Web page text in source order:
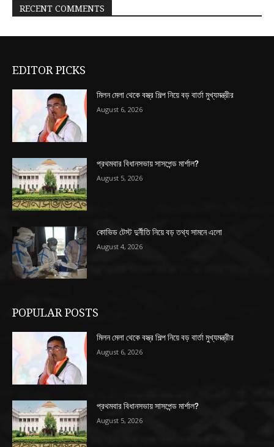
RECENT COMMENTS
EDITOR PICKS
মিলন মেলা থেকে বস্ত্র শিল্প নিয়ে বড় বার্তা মুখ্যমন্ত্রীর
August 6, 2026
প্রথমবার বিধানসভায় সাসপেন্ড মার্শাল?
August 5, 2026
কোভিড টেস্ট দুর্নীতি নিয়ে বড় তথ্য সামনে এলো
August 4, 2026
POPULAR POSTS
মিলন মেলা থেকে বস্ত্র শিল্প নিয়ে বড় বার্তা মুখ্যমন্ত্রীর
August 6, 2026
প্রথমবার বিধানসভায় সাসপেন্ড মার্শাল?
August 5, 2026